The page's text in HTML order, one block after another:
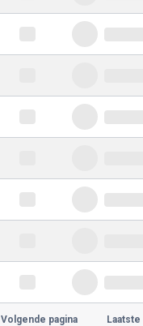
Volgende pagina Laatste